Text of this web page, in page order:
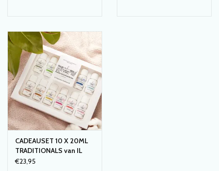
CADEAUSET 10 X 20ML
TRADITIONALS van IL
BUCATO
€23,95